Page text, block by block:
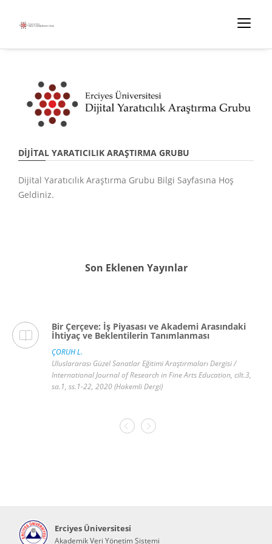
DIJITAL YARATICILIK ARAŞTIRMA GRUBU
Dijital Yaratıcılık Araştırma Grubu Bilgi Sayfasına Hoş
Geldiniz.
Son Eklenen Yayınlar
Bir Çerçeve: İş Piyasası ve Akademi Arasındaki
İhtiyaç ve Beklentilerin Tanımlanması
ÇORUH L.
Uluslararası Güzel Sanatlar Eğitimi Araştırmaları Dergisi /
International Journal of Research in Fine Arts Education, cilt.3,
sa.1, ss.1-22, 2020 (Hakemli Dergi)
Erciyes Üniversitesi
Akademik Veri Yönetim Sistemi